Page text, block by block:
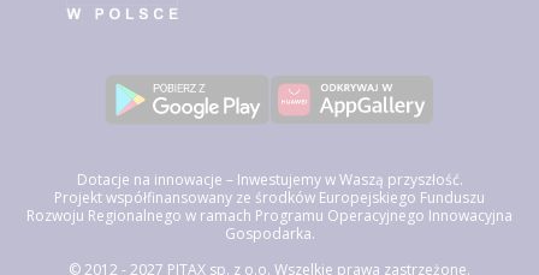
Dotacje na innowacje – Inwestujemy w Waszą przyszłość.
Projekt współfinansowany ze środków Europejskiego Funduszu
Rozwoju Regionalnego w ramach Programu Operacyjnego Innowacyjna
Gospodarka.
© 2012 - 2027 PITAX sp. z o.o. Wszelkie prawa zastrzeżone.